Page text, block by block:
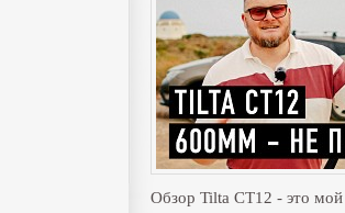
Обзор Tilta CT12 - это